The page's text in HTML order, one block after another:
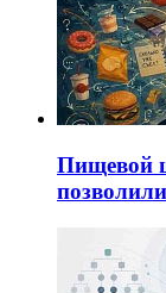
Пищевой